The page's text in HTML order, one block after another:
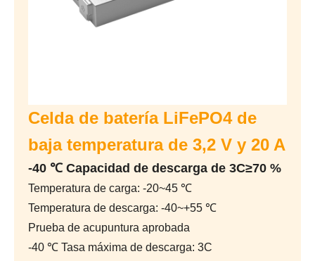
Celda de batería LiFePO4 de
baja temperatura de 3,2 V y 20 A
-40 ℃ Capacidad de descarga de 3C≥70 %
Temperatura de carga: -20~45 ℃
Temperatura de descarga: -40~+55 ℃
Prueba de acupuntura aprobada
-40 ℃ Tasa máxima de descarga: 3C